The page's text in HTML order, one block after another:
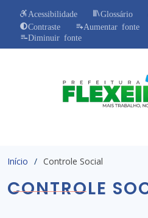
Acessibilidade Glossário
Contraste
Aumentar fonte
Diminuir fonte
Início Controle Social
CONTROLE